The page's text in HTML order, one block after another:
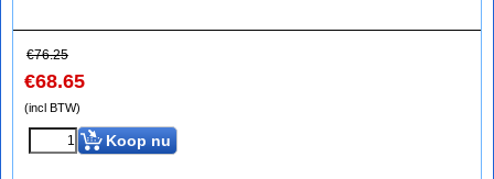
€76.25
€68.65
(incl BTW)
Koop nu